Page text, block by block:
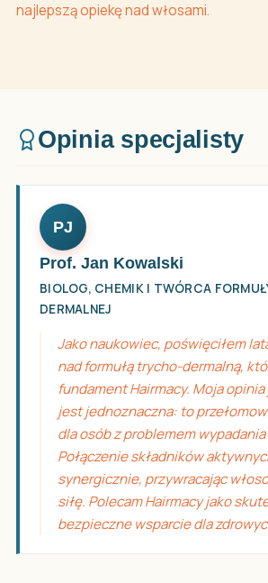
najlepszą opiekę nad włosami.
Opinia specjalisty
PJ
Prof. Jan Kowalski
BIOLOG, CHEMIK I TWÓRCA
DERMALNEJ
Jako naukowiec, poświęciłem
nad formułą trycho-dermalną,
fundament Hairmacy. Moja
jest jednoznaczna: to
dla osób z problemem wypadania
Połączenie składników
synergicznie, przywracając
siłę. Polecam Hairmacy jako
bezpieczne wsparcie dla